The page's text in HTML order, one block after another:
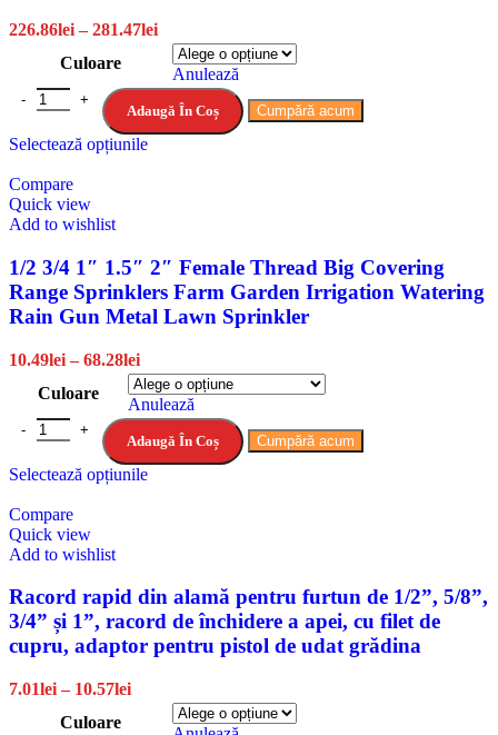
226.86lei – 281.47lei
Culoare
Anulează
Adaugă În Coș Cumpără acum
Selectează opțiunile
Compare
Quick view
Add to wishlist
1/2 3/4 1″ 1.5″ 2″ Female Thread Big Covering
Range Sprinklers Farm Garden Irrigation Watering
Rain Gun Metal Lawn Sprinkler
10.49lei – 68.28lei
Culoare
Anulează
Adaugă În Coș Cumpără acum
Selectează opțiunile
Compare
Quick view
Add to wishlist
Racord rapid din alamă pentru furtun de 1/2”, 5/8”,
3/4” și 1”, racord de închidere a apei, cu filet de
cupru, adaptor pentru pistol de udat grădina
7.01lei – 10.57lei
Culoare